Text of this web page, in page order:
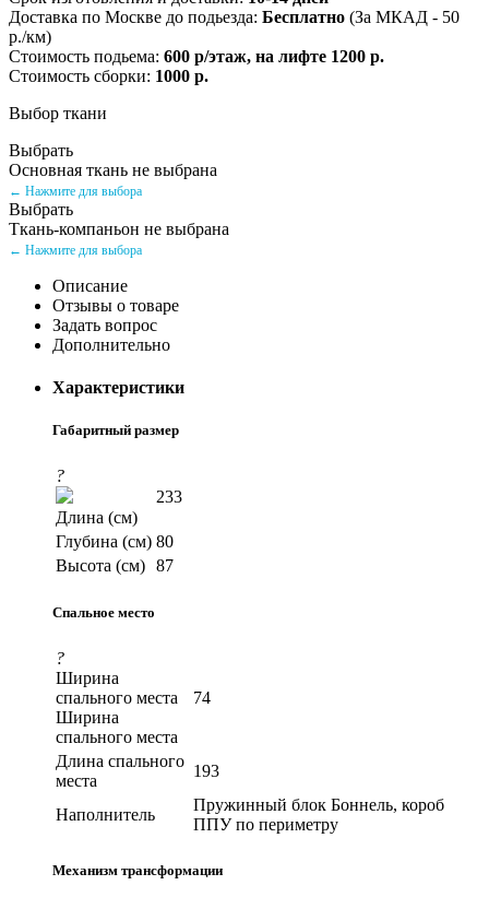
Доставка по Москве до подьезда: Бесплатно (За МКАД - 50
р./км)
Стоимость подьема: 600 р/этаж, на лифте 1200 р.
Стоимость сборки: 1000 р.
Выбор ткани
Выбрать
Основная ткань не выбрана
← Нажмите для выбора
Выбрать
Ткань-компаньон не выбрана
← Нажмите для выбора
Описание
Отзывы о товаре
Задать вопрос
Дополнительно
Характеристики
Габаритный размер
?
Длина (см)
233
Глубина (см) 80
Высота (см) 87
Спальное место
?
Ширина
спального места
Ширина
спального места
74
Длина спального
места
193
Наполнитель
Пружинный блок Боннель, короб
ППУ по периметру
Механизм трансформации